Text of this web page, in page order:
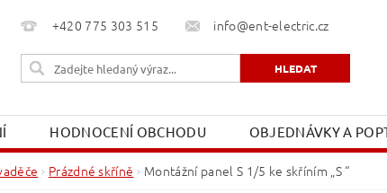
+420 775 303 515 info@ent-electric.cz
HODNOCENÍ OBCHODU
OBJEDNÁVKY A
PODMÍNKY MOJE OBJEDNÁVKA
Prázdné skříně Montážní panel S 1/5 ke skříním „S “